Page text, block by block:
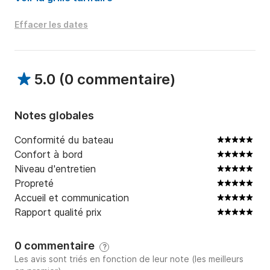
crainte de water board dû aux vagues.
Si vous souhaitez ressentir la sensation de naviguer
d'authentiques capitaines de bateau de croisière, ce
Effacer les dates
5.0 (0 commentaire)
Notes globales
Conformité du bateau
Confort à bord
Niveau d'entretien
Propreté
Accueil et communication
Rapport qualité prix
0 commentaire ?
Les avis sont triés en fonction de leur note (les meilleurs